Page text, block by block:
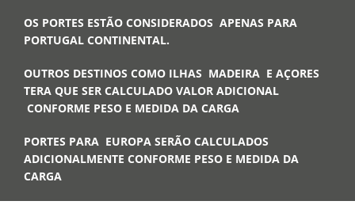
OS PORTES ESTÃO CONSIDERADOS APENAS PARA
PORTUGAL CONTINENTAL.
OUTROS DESTINOS COMO ILHAS MADEIRA E AÇORES
TERA QUE SER CALCULADO VALOR ADICIONAL
CONFORME PESO E MEDIDA DA CARGA
PORTES PARA EUROPA SERÃO CALCULADOS
ADICIONALMENTE CONFORME PESO E MEDIDA DA
CARGA